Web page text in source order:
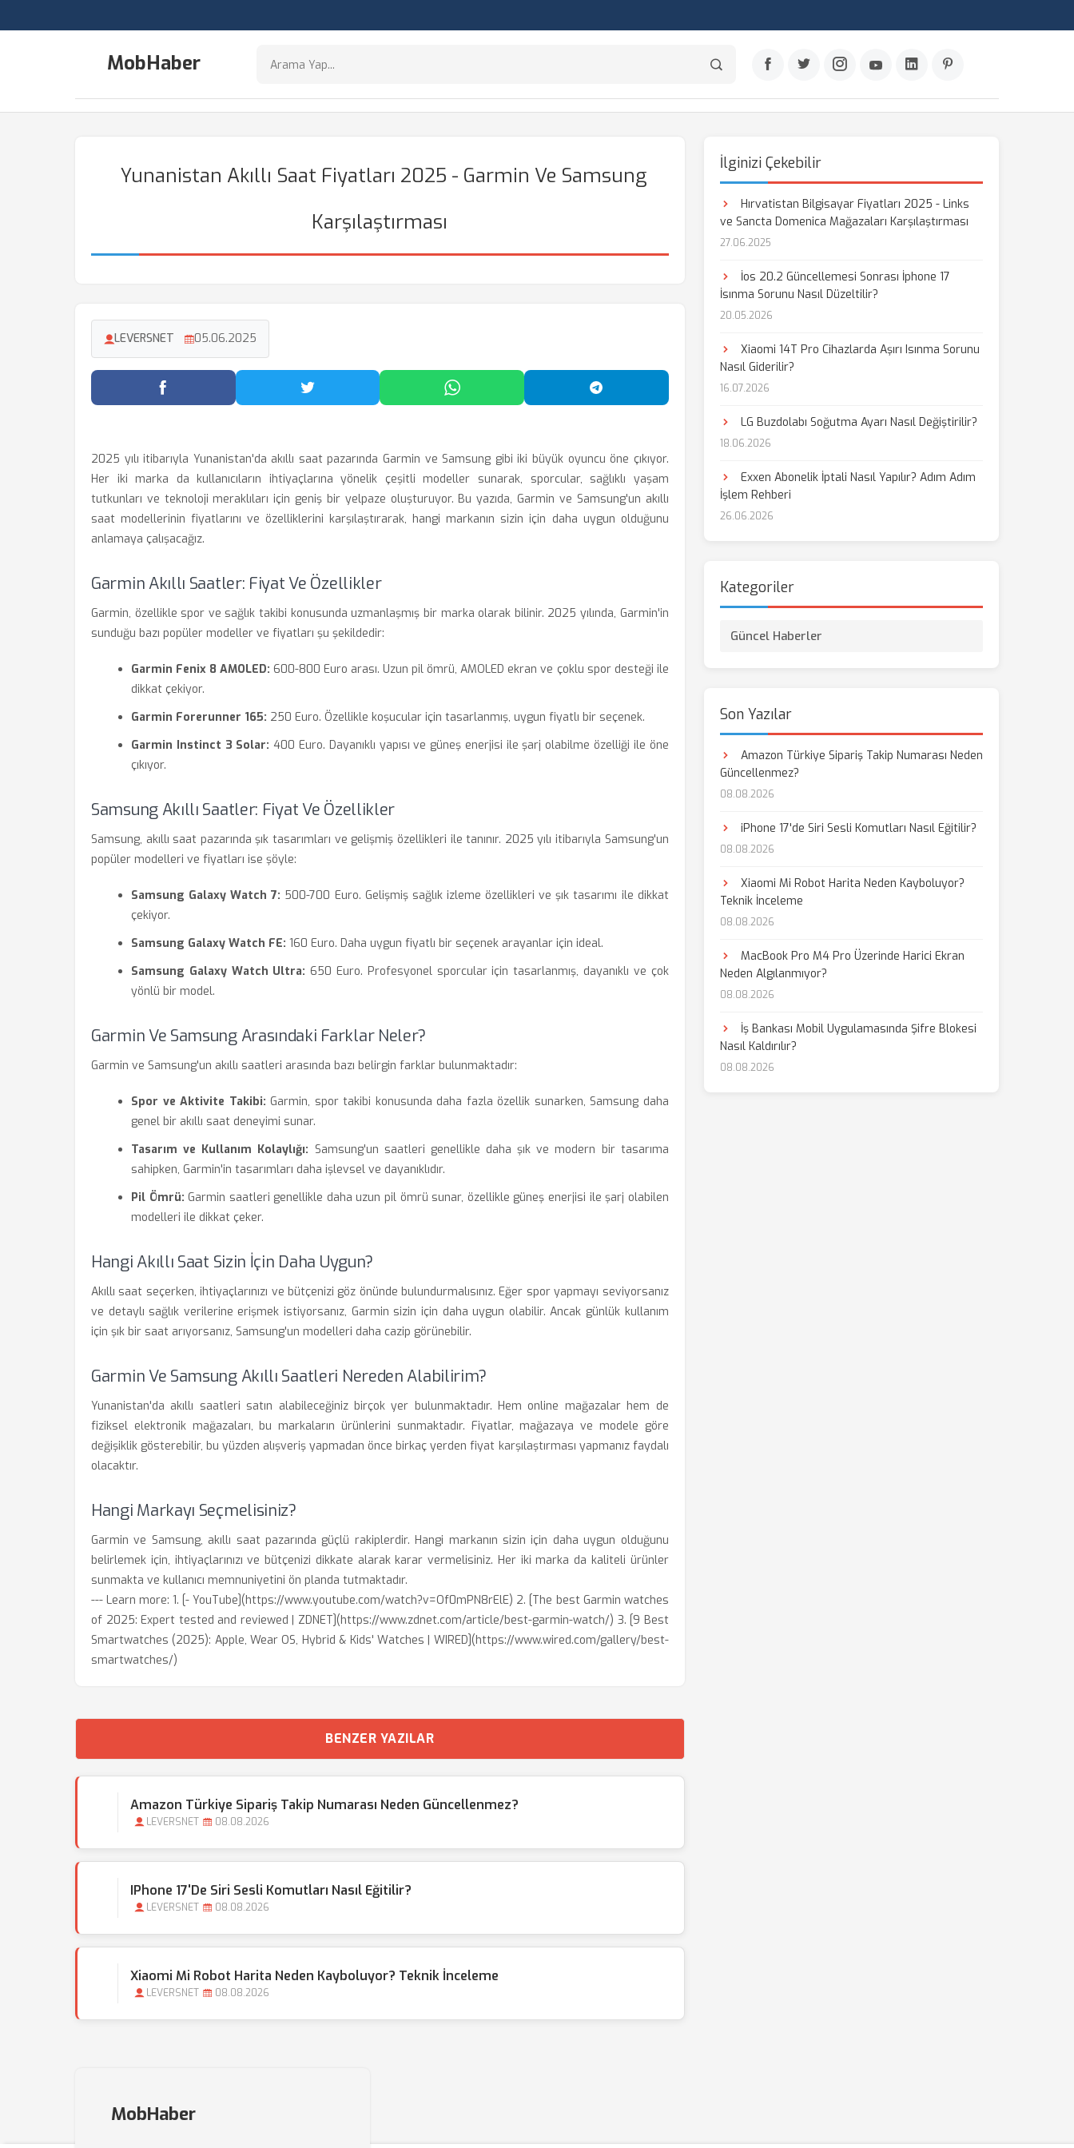
MobHaber
Yunanistan Akıllı Saat Fiyatları 2025 - Garmin Ve Samsung
Karşılaştırması
LEVERSNET 05.06.2025
Facebook'ta Paylaş Twitter'da Paylaş WhatsApp'ta Paylaş Telegram'da Paylaş
2025 yılı itibarıyla Yunanistan'da akıllı saat pazarında Garmin ve Samsung gibi iki büyük oyuncu öne çıkıyor.
Her iki marka da kullanıcıların ihtiyaçlarına yönelik çeşitli modeller sunarak, sporcular, sağlıklı yaşam
tutkunları ve teknoloji meraklıları için geniş bir yelpaze oluşturuyor. Bu yazıda, Garmin ve Samsung'un akıllı
saat modellerinin fiyatlarını ve özelliklerini karşılaştırarak, hangi markanın sizin için daha uygun olduğunu
anlamaya çalışacağız.
Garmin Akıllı Saatler: Fiyat Ve Özellikler
Garmin, özellikle spor ve sağlık takibi konusunda uzmanlaşmış bir marka olarak bilinir. 2025 yılında, Garmin'in
sunduğu bazı popüler modeller ve fiyatları şu şekildedir:
Garmin Fenix 8 AMOLED: 600-800 Euro arası. Uzun pil ömrü, AMOLED ekran ve çoklu spor desteği ile
dikkat çekiyor.
Garmin Forerunner 165: 250 Euro. Özellikle koşucular için tasarlanmış, uygun fiyatlı bir seçenek.
Garmin Instinct 3 Solar: 400 Euro. Dayanıklı yapısı ve güneş enerjisi ile şarj olabilme özelliği ile öne
çıkıyor.
Samsung Akıllı Saatler: Fiyat Ve Özellikler
Samsung, akıllı saat pazarında şık tasarımları ve gelişmiş özellikleri ile tanınır. 2025 yılı itibarıyla Samsung'un
popüler modelleri ve fiyatları ise şöyle:
Samsung Galaxy Watch 7: 500-700 Euro. Gelişmiş sağlık izleme özellikleri ve şık tasarımı ile dikkat
çekiyor.
Samsung Galaxy Watch FE: 160 Euro. Daha uygun fiyatlı bir seçenek arayanlar için ideal.
Samsung Galaxy Watch Ultra: 650 Euro. Profesyonel sporcular için tasarlanmış, dayanıklı ve çok
yönlü bir model.
Garmin Ve Samsung Arasındaki Farklar Neler?
Garmin ve Samsung'un akıllı saatleri arasında bazı belirgin farklar bulunmaktadır:
Spor ve Aktivite Takibi: Garmin, spor takibi konusunda daha fazla özellik sunarken, Samsung daha
genel bir akıllı saat deneyimi sunar.
Tasarım ve Kullanım Kolaylığı: Samsung'un saatleri genellikle daha şık ve modern bir tasarıma
sahipken, Garmin'in tasarımları daha işlevsel ve dayanıklıdır.
Pil Ömrü: Garmin saatleri genellikle daha uzun pil ömrü sunar, özellikle güneş enerjisi ile şarj olabilen
modelleri ile dikkat çeker.
Hangi Akıllı Saat Sizin İçin Daha Uygun?
Akıllı saat seçerken, ihtiyaçlarınızı ve bütçenizi göz önünde bulundurmalısınız. Eğer spor yapmayı seviyorsanız
ve detaylı sağlık verilerine erişmek istiyorsanız, Garmin sizin için daha uygun olabilir. Ancak günlük kullanım
için şık bir saat arıyorsanız, Samsung'un modelleri daha cazip görünebilir.
Garmin Ve Samsung Akıllı Saatleri Nereden Alabilirim?
Yunanistan'da akıllı saatleri satın alabileceğiniz birçok yer bulunmaktadır. Hem online mağazalar hem de
fiziksel elektronik mağazaları, bu markaların ürünlerini sunmaktadır. Fiyatlar, mağazaya ve modele göre
değişiklik gösterebilir, bu yüzden alışveriş yapmadan önce birkaç yerden fiyat karşılaştırması yapmanız faydalı
olacaktır.
Hangi Markayı Seçmelisiniz?
Garmin ve Samsung, akıllı saat pazarında güçlü rakiplerdir. Hangi markanın sizin için daha uygun olduğunu
belirlemek için, ihtiyaçlarınızı ve bütçenizi dikkate alarak karar vermelisiniz. Her iki marka da kaliteli ürünler
sunmakta ve kullanıcı memnuniyetini ön planda tutmaktadır.
--- Learn more: 1. [- YouTube](https://www.youtube.com/watch?v=Of0mPN8rElE) 2. [The best Garmin watches
of 2025: Expert tested and reviewed | ZDNET](https://www.zdnet.com/article/best-garmin-watch/) 3. [9 Best
Smartwatches (2025): Apple, Wear OS, Hybrid & Kids' Watches | WIRED](https://www.wired.com/gallery/best-
smartwatches/)
BENZER YAZILAR
Amazon Türkiye Sipariş Takip Numarası Neden Güncellenmez?
LEVERSNET 08.08.2026
IPhone 17'de Siri Sesli Komutları Nasıl Eğitilir?
LEVERSNET 08.08.2026
Xiaomi Mi Robot Harita Neden Kayboluyor? Teknik İnceleme
LEVERSNET 08.08.2026
İlginizi Çekebilir
Hırvatistan Bilgisayar Fiyatları 2025 - Links
ve Sancta Domenica Mağazaları Karşılaştırması
27.06.2025
İos 20.2 Güncellemesi Sonrası İphone 17
İsınma Sorunu Nasıl Düzeltilir?
20.05.2026
Xiaomi 14T Pro Cihazlarda Aşırı Isınma Sorunu
Nasıl Giderilir?
16.07.2026
LG Buzdolabı Soğutma Ayarı Nasıl Değiştirilir?
18.06.2026
Exxen Abonelik İptali Nasıl Yapılır? Adım Adım
İşlem Rehberi
26.06.2026
Kategoriler
Güncel Haberler
Son Yazılar
Amazon Türkiye Sipariş Takip Numarası Neden
Güncellenmez?
08.08.2026
iPhone 17'de Siri Sesli Komutları Nasıl Eğitilir?
08.08.2026
Xiaomi Mi Robot Harita Neden Kayboluyor?
Teknik İnceleme
08.08.2026
MacBook Pro M4 Pro Üzerinde Harici Ekran
Neden Algılanmıyor?
08.08.2026
İş Bankası Mobil Uygulamasında Şifre Blokesi
Nasıl Kaldırılır?
08.08.2026
MobHaber